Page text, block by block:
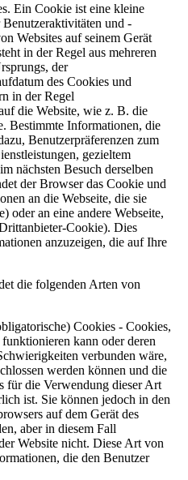
Ein Cookie ist eine kleine
und -
Websites auf seinem Gerät
in der Regel aus mehreren
der
des Cookies und
in der Regel
die Website, wie z. B. die
Bestimmte Informationen, die
Benutzerpräferenzen zum
gezieltem
nächsten Besuch derselben
der Browser das Cookie und
an die Webseite, die sie
oder an eine andere Webseite,
Cookie). Dies
anzuzeigen, die auf Ihre
die folgenden Arten von
Cookies - Cookies,
kann oder deren
verbunden wäre,
werden können und die
für die Verwendung dieser Art
ist. Sie können jedoch in den
auf dem Gerät des
aber in diesem Fall
Website nicht. Diese Art von
die den Benutzer